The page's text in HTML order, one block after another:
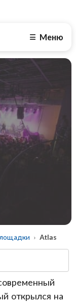
☰ Меню
Atlas
открылся на